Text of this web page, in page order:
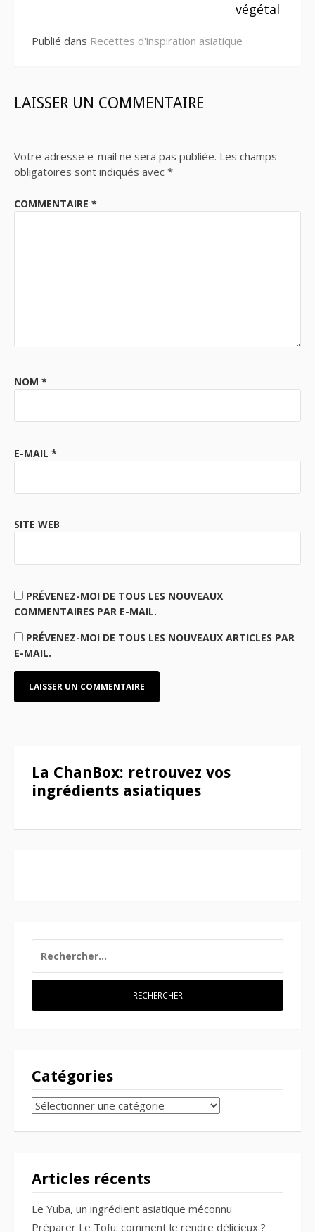
végétal
Publié dans Recettes d'inspiration asiatique
LAISSER UN COMMENTAIRE
Votre adresse e-mail ne sera pas publiée. Les champs
obligatoires sont indiqués avec *
COMMENTAIRE *
NOM *
E-MAIL *
SITE WEB
PRÉVENEZ-MOI DE TOUS LES NOUVEAUX
COMMENTAIRES PAR E-MAIL.
PRÉVENEZ-MOI DE TOUS LES NOUVEAUX ARTICLES PAR
E-MAIL.
La ChanBox: retrouvez vos
ingrédients asiatiques
Catégories
CATÉGORIES
Articles récents
Le Yuba, un ingrédient asiatique méconnu
Préparer Le Tofu: comment le rendre délicieux ?